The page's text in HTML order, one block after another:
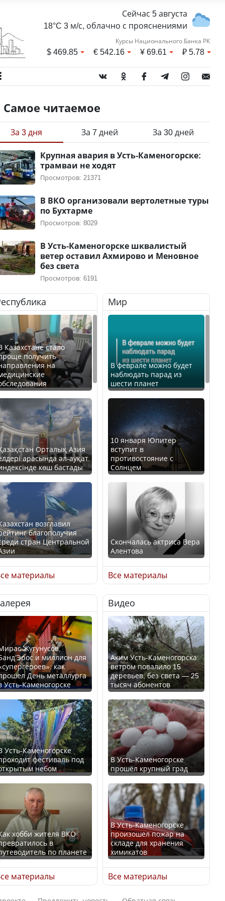
Сейчас 5 августа
18°C 3 м/с, облачно с прояснениями
Курсы Национального Банка РК
$469.85 €542.16 ¥69.61 ₽5.78
Самое читаемое
За 3 дня За 7 дней За 30 дней
Крупная авария в Усть-Каменогорске:
трамваи не ходят
Просмотров: 21371
В ВКО организовали вертолетные туры
по Бухтарме
Просмотров: 8029
В Усть-Каменогорске шквалистый
ветер оставил Ахмирово и Меновное
без света
Просмотров: 6191
Казахстане стало
получить
на
Орталық Азия
арасында әл-ауқат
көш бастады
возглавил
благополучия
стран Центральной
ли представлены
интересы регионов в
Курултае?
төменгі жалақы,
экология: жеті
партия сайлаушылармен
нені талқылап жатыр?
зарплата,
экология — о
говорят с
избирателями
представители партий
рассказал, из
делают колбасу в
материалы
Мир
В феврале можно будет
наблюдать парад из
шести планет
10 января Юпитер
вступит в
противостояние с
Солнцем
Скончалась актриса Вера
Алентова
В РФ вынесен заочный
приговор по уголовному
делу об убийстве Игоря
Талькова
В России введены
дополнительные
ограничения для
казахстанских прав
Трамп официально
вступил в должность
президента США
Луну признали объектом
культурного наследия,
находящегося под
угрозой исчезновения
Все материалы
Жугунусов,
и миллион для
как
День металлурга
Усть-Каменогорске
Усть-Каменогорске
фестиваль под
небом
хобби жителя ВКО
в
по планете
материалы
Видео
Аким Усть-Каменогорска:
ветром повалило 15
деревьев, без света — 25
тысяч абонентов
В Усть-Каменогорске
прошёл крупный град
В Усть-Каменогорске
произошел пожар на
складе для хранения
химикатов
Все материалы